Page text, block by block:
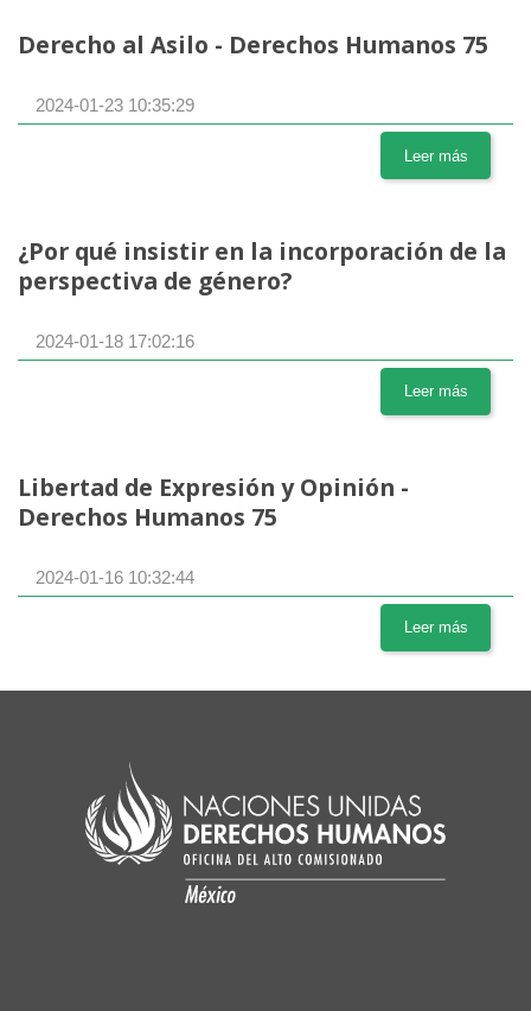
Derecho al Asilo - Derechos Humanos 75
2024-01-23 10:35:29
Leer más
¿Por qué insistir en la incorporación de la
perspectiva de género?
2024-01-18 17:02:16
Leer más
Libertad de Expresión y Opinión -
Derechos Humanos 75
2024-01-16 10:32:44
Leer más